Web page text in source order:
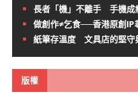
長者「機」不離手 手機成
做創作≠乞食──香港原創IP
紙筆存溫度 文具店的堅守
版權